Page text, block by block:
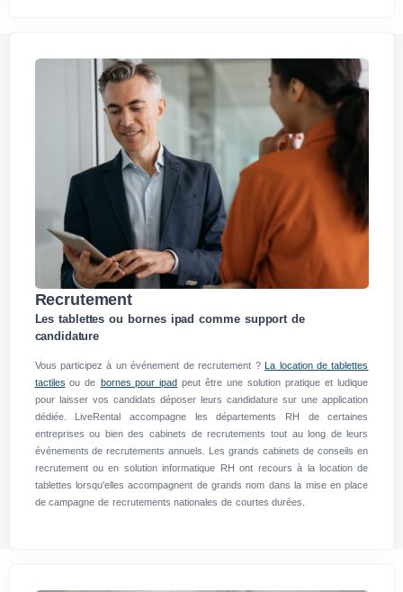
Recrutement
Les tablettes ou bornes ipad comme support de
candidature
Vous participez à un événement de recrutement ? La location de tablettes
tactiles ou de bornes pour ipad peut être une solution pratique et ludique
pour laisser vos candidats déposer leurs candidature sur une application
dédiée. LiveRental accompagne les départements RH de certaines
entreprises ou bien des cabinets de recrutements tout au long de leurs
événements de recrutements annuels. Les grands cabinets de conseils en
recrutement ou en solution informatique RH ont recours à la location de
tablettes lorsqu'elles accompagnent de grands nom dans la mise en place
de campagne de recrutements nationales de courtes durées.